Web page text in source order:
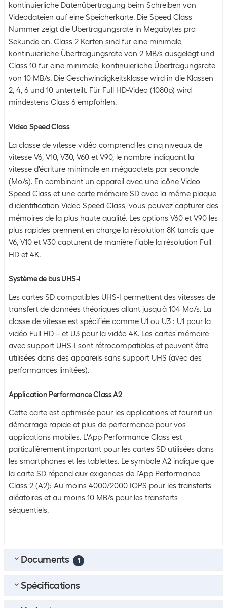
kontinuierliche Datenübertragung beim Schreiben von
Videodateien auf eine Speicherkarte. Die Speed Class
Nummer zeigt die Übertragungsrate in Megabytes pro
Sekunde an. Class 2 Karten sind für eine minimale,
kontinuierliche Übertragungsrate von 2 MB/s ausgelegt und
Class 10 für eine minimale, kontinuierliche Übertragungsrate
von 10 MB/s. Die Geschwindigkeitsklasse wird in die Klassen
2, 4, 6 und 10 unterteilt. Für Full HD-Video (1080p) wird
mindestens Class 6 empfohlen.
Video Speed Class
La classe de vitesse vidéo comprend les cinq niveaux de
vitesse V6, V10, V30, V60 et V90, le nombre indiquant la
vitesse d'écriture minimale en mégaoctets par seconde
(Mo/s). En combinant un appareil avec une icône Video
Speed Class et une carte mémoire SD avec la même plaque
d'identification Video Speed Class, vous pouvez capturer des
mémoires de la plus haute qualité. Les options V60 et V90 les
plus rapides prennent en charge la résolution 8K tandis que
V6, V10 et V30 capturent de manière fiable la résolution Full
HD et 4K.
Système de bus UHS-I
Les cartes SD compatibles UHS-I permettent des vitesses de
transfert de données théoriques allant jusqu'à 104 Mo/s. La
classe de vitesse est spécifiée comme U1 ou U3 : U1 pour la
vidéo Full HD – et U3 pour la vidéo 4K. Les cartes mémoire
avec support UHS-I sont rétrocompatibles et peuvent être
utilisées dans des appareils sans support UHS (avec des
performances limitées).
Application Performance Class A2
Cette carte est optimisée pour les applications et fournit un
démarrage rapide et plus de performance pour vos
applications mobiles. L'App Performance Class est
particulièrement important pour les cartes SD utilisées dans
les smartphones et les tablettes. Le symbole A2 indique que
la carte SD répond aux exigences de l'App Performance
Class 2 (A2): Au moins 4000/2000 IOPS pour les transferts
aléatoires et au moins 10 MB/s pour les transferts
séquentiels.
Documents 1
EN_Datasheet_SanDisk_microSDXC_Card_Extreme
Spécifications